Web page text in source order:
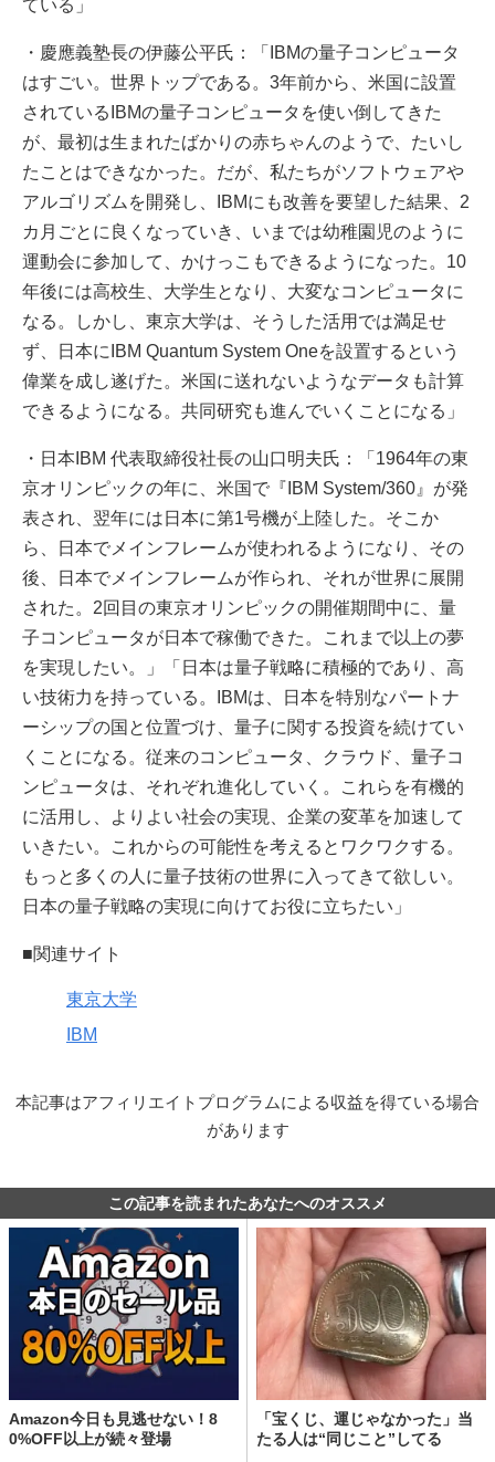
ている」
・慶應義塾長の伊藤公平氏：「IBMの量子コンピュータ
はすごい。世界トップである。3年前から、米国に設置
されているIBMの量子コンピュータを使い倒してきた
が、最初は生まれたばかりの赤ちゃんのようで、たいし
たことはできなかった。だが、私たちがソフトウェアや
アルゴリズムを開発し、IBMにも改善を要望した結果、2
カ月ごとに良くなっていき、いまでは幼稚園児のように
運動会に参加して、かけっこもできるようになった。10
年後には高校生、大学生となり、大変なコンピュータに
なる。しかし、東京大学は、そうした活用では満足せ
ず、日本にIBM Quantum System Oneを設置するという
偉業を成し遂げた。米国に送れないようなデータも計算
できるようになる。共同研究も進んでいくことになる」
・日本IBM 代表取締役社長の山口明夫氏：「1964年の東
京オリンピックの年に、米国で『IBM System/360』が発
表され、翌年には日本に第1号機が上陸した。そこか
ら、日本でメインフレームが使われるようになり、その
後、日本でメインフレームが作られ、それが世界に展開
された。2回目の東京オリンピックの開催期間中に、量
子コンピュータが日本で稼働できた。これまで以上の夢
を実現したい。」「日本は量子戦略に積極的であり、高
い技術力を持っている。IBMは、日本を特別なパートナ
ーシップの国と位置づけ、量子に関する投資を続けてい
くことになる。従来のコンピュータ、クラウド、量子コ
ンピュータは、それぞれ進化していく。これらを有機的
に活用し、よりよい社会の実現、企業の変革を加速して
いきたい。これからの可能性を考えるとワクワクする。
もっと多くの人に量子技術の世界に入ってきて欲しい。
日本の量子戦略の実現に向けてお役に立ちたい」
■関連サイト
東京大学
IBM
本記事はアフィリエイトプログラムによる収益を得ている場合
があります
この記事を読まれたあなたへのオススメ
Amazon今日も見逃せない！8
0%OFF以上が続々登場
「宝くじ、運じゃなかった」当
たる人は“同じこと”してる